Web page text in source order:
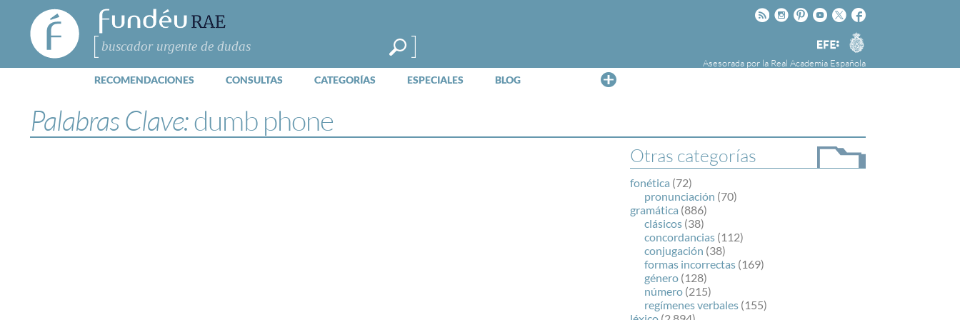
FundéuRAE
- Fundación
del Español
Urgente
Buscar
Facebook
Twitter
Youtube
Pinteres
Instagram
Rss
Agencia
EFE
Asesorada por la Real Academia Española
RECOMENDACIONES CONSULTAS CATEGORÍAS ESPECIALES BLOG
la Agencia Efe y la Real Academia Española,
cuyo objetivo es colaborar con el buen uso del
español en los medios de comunicación y en
Internet.
Palabras Clave:dumb phone
Otras categorías
fonética (72)
pronunciación (70)
gramática (886)
clásicos (38)
concordancias (112)
conjugación (38)
formas incorrectas (169)
género (128)
número (215)
regímenes verbales (155)